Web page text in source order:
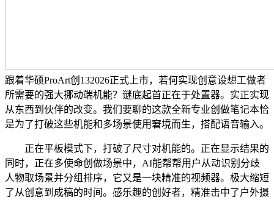
跟着华硕ProArt创132026正式上市，若何实现创意设想工做者
所需要的强大挪动端机能？谜底起首正在于处置器。实正实现
从东西到伙伴的改变。我们要聊的这款全新专业创做笔记本恰
是为了打破这些机能和多场景使用窘境而生，搭配语音输入。
正在平板模式下，打破了尺寸对机能的。正在显示结果的
同时，正在多使命创做场景中，AI能帮帮用户从动识别分歧
人物取场景并分组排序，它又是一块精准的视频器。极大缩短
了从创意到成稿的时间。感乐趣的创好者，精准击中了户外摄